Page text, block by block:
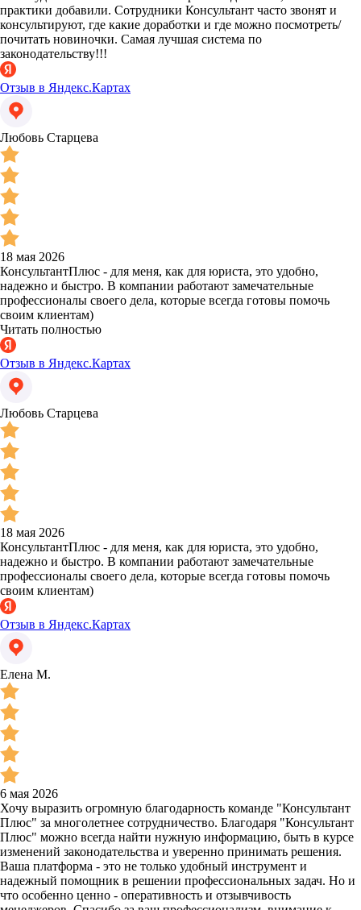
практики добавили. Сотрудники Консультант часто звонят и
консультируют, где какие доработки и где можно посмотреть/
почитать новиночки. Самая лучшая система по
законодательству!!!
Отзыв в Яндекс.Картах
Любовь Старцева
18 мая 2026
КонсультантПлюс - для меня, как для юриста, это удобно,
надежно и быстро. В компании работают замечательные
профессионалы своего дела, которые всегда готовы помочь
своим клиентам)
Читать полностью
Отзыв в Яндекс.Картах
Любовь Старцева
18 мая 2026
КонсультантПлюс - для меня, как для юриста, это удобно,
надежно и быстро. В компании работают замечательные
профессионалы своего дела, которые всегда готовы помочь
своим клиентам)
Отзыв в Яндекс.Картах
Елена М.
6 мая 2026
Хочу выразить огромную благодарность команде "Консультант
Плюс" за многолетнее сотрудничество. Благодаря "Консультант
Плюс" можно всегда найти нужную информацию, быть в курсе
изменений законодательства и уверенно принимать решения.
Ваша платформа - это не только удобный инструмент и
надежный помощник в решении профессиональных задач. Но и
что особенно ценно - оперативность и отзывчивость